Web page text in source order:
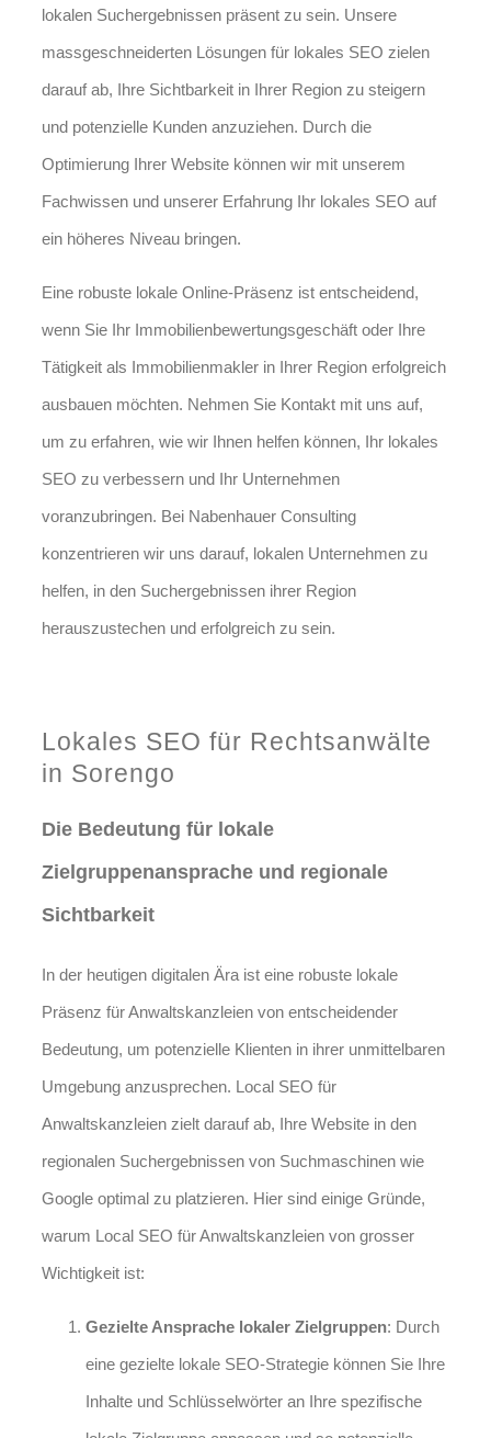
lokalen Suchergebnissen präsent zu sein. Unsere
massgeschneiderten Lösungen für lokales SEO zielen
darauf ab, Ihre Sichtbarkeit in Ihrer Region zu steigern
und potenzielle Kunden anzuziehen. Durch die
Optimierung Ihrer Website können wir mit unserem
Fachwissen und unserer Erfahrung Ihr lokales SEO auf
ein höheres Niveau bringen.
Eine robuste lokale Online-Präsenz ist entscheidend,
wenn Sie Ihr Immobilienbewertungsgeschäft oder Ihre
Tätigkeit als Immobilienmakler in Ihrer Region erfolgreich
ausbauen möchten. Nehmen Sie Kontakt mit uns auf,
um zu erfahren, wie wir Ihnen helfen können, Ihr lokales
SEO zu verbessern und Ihr Unternehmen
voranzubringen. Bei Nabenhauer Consulting
konzentrieren wir uns darauf, lokalen Unternehmen zu
helfen, in den Suchergebnissen ihrer Region
herauszustechen und erfolgreich zu sein.
Lokales SEO für Rechtsanwälte
in Sorengo
Die Bedeutung für lokale
Zielgruppenansprache und regionale
Sichtbarkeit
In der heutigen digitalen Ära ist eine robuste lokale
Präsenz für Anwaltskanzleien von entscheidender
Bedeutung, um potenzielle Klienten in ihrer unmittelbaren
Umgebung anzusprechen. Local SEO für
Anwaltskanzleien zielt darauf ab, Ihre Website in den
regionalen Suchergebnissen von Suchmaschinen wie
Google optimal zu platzieren. Hier sind einige Gründe,
warum Local SEO für Anwaltskanzleien von grosser
Wichtigkeit ist:
Gezielte Ansprache lokaler Zielgruppen: Durch
eine gezielte lokale SEO-Strategie können Sie Ihre
Inhalte und Schlüsselwörter an Ihre spezifische